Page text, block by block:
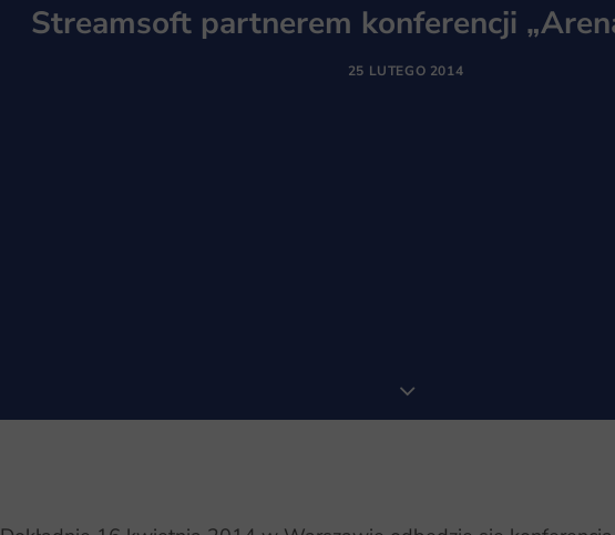
Streamsoft partnerem konferencji
25 LUTEGO 2014